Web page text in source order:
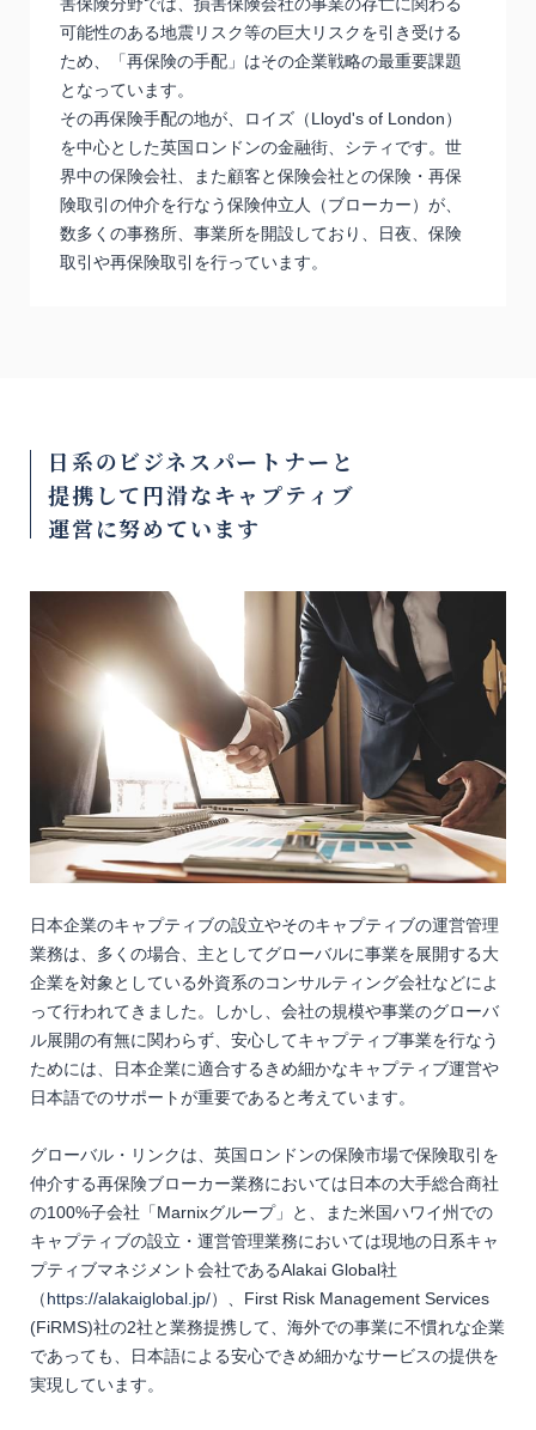
可能性のある地震リスク等の巨大リスクを引き受ける
ため、「再保険の手配」はその企業戦略の最重要課題
となっています。
その再保険手配の地が、ロイズ（Lloyd's of London）
を中心とした英国ロンドンの金融街、シティです。世
界中の保険会社、また顧客と保険会社との保険・再保
険取引の仲介を行なう保険仲立人（ブローカー）が、
数多くの事務所、事業所を開設しており、日夜、保険
取引や再保険取引を行っています。
日系のビジネスパートナーと
提携して円滑なキャプティブ
運営に努めています
日本企業のキャプティブの設立やそのキャプティブの運営管理
業務は、多くの場合、主としてグローバルに事業を展開する大
企業を対象としている外資系のコンサルティング会社などによ
って行われてきました。しかし、会社の規模や事業のグローバ
ル展開の有無に関わらず、安心してキャプティブ事業を行なう
ためには、日本企業に適合するきめ細かなキャプティブ運営や
日本語でのサポートが重要であると考えています。
グローバル・リンクは、英国ロンドンの保険市場で保険取引を
仲介する再保険ブローカー業務においては日本の大手総合商社
の100%子会社「Marnixグループ」と、また米国ハワイ州での
キャプティブの設立・運営管理業務においては現地の日系キャ
プティブマネジメント会社であるAlakai Global社
（https://alakaiglobal.jp/）、First Risk Management Services
(FiRMS)社の2社と業務提携して、海外での事業に不慣れな企業
であっても、日本語による安心できめ細かなサービスの提供を
実現しています。